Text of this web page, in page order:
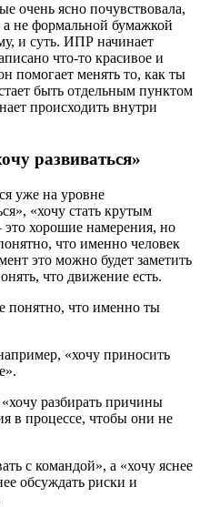
очень ясно почувствовала,
не формальной бумажкой
и суть. ИПР начинает
что-то красивое и
помогает менять то, как ты
быть отдельным пунктом
происходить внутри
развиваться»
уже на уровне
«хочу стать крутым
хорошие намерения, но
что именно человек
это можно будет заметить
что движение есть.
понятно, что именно ты
«хочу приносить
разбирать причины
в процессе, чтобы они не
с командой», а «хочу яснее
обсуждать риски и